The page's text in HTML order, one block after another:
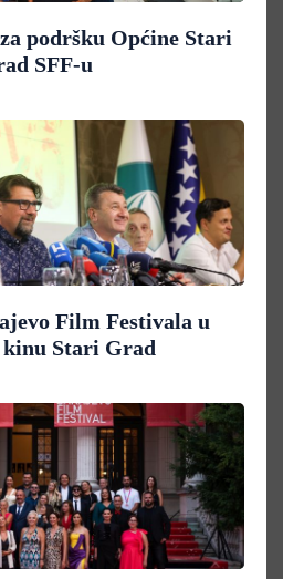
podršku Općine Stari
SFF-u
Film Festivala u
Stari Grad